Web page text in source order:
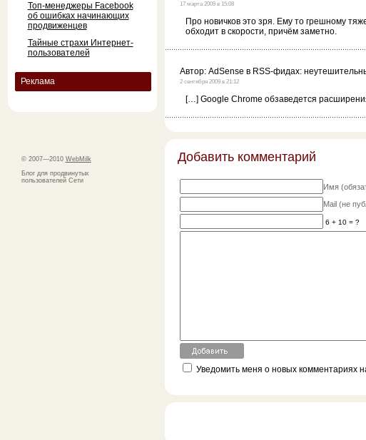
Топ-менеджеры Facebook
об ошибках начинающих
продвиженцев
Тайные страхи Интернет-
пользователей
Реклама
© 2007—2010 WebMilk
Блог для продвинутых
пользователей Сети
17 марта 2009 в 15:08
Про новичков это зря. Ему то грешному
обходит в скорости, причём заметно.
Автор: AdSense в RSS-фидах:
2 сентября 2009 в 21:12
[…] Google Chrome обзаведется
Добавить комментарий
Имя
Mail (не
6 + 10 = ?
Уведомить меня о новых комментариях